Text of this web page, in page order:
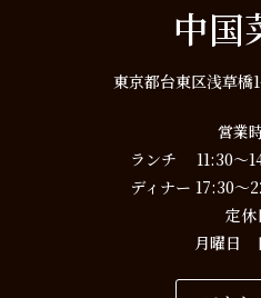
中国
東京都台東区浅草橋
営業
ランチ 11:30～
ディナー 17:30～
定休
月曜日